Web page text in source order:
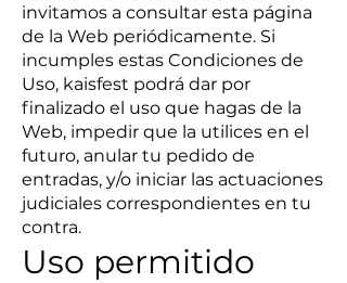
invitamos a consultar esta página
de la Web periódicamente. Si
incumples estas Condiciones de
Uso, kaisfest podrá dar por
finalizado el uso que hagas de la
Web, impedir que la utilices en el
futuro, anular tu pedido de
entradas, y/o iniciar las actuaciones
judiciales correspondientes en tu
contra.
Uso permitido